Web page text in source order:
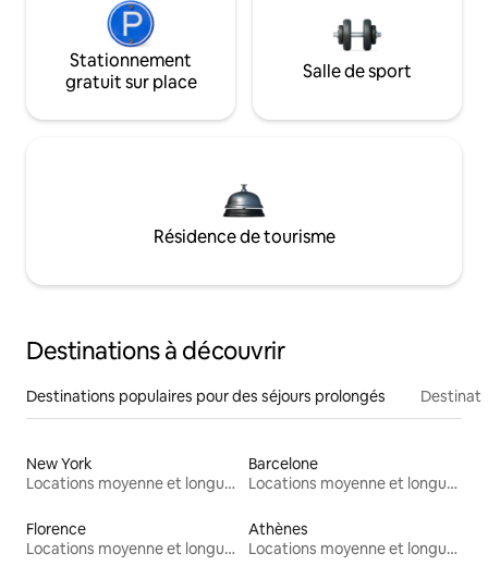
Stationnement
gratuit sur place
Salle de sport
Résidence de tourisme
Destinations à découvrir
Destinations populaires pour des séjours prolongés
New York
Locations moyenne et longue durée
Barcelone
Locations moyenne et longue durée
Florence
Locations moyenne et longue durée
Athènes
Locations moyenne et longue durée